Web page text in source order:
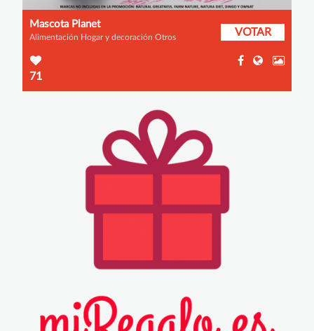
Mascota Planet
Alimentación Hogar y decoración Otros VOTAR
71